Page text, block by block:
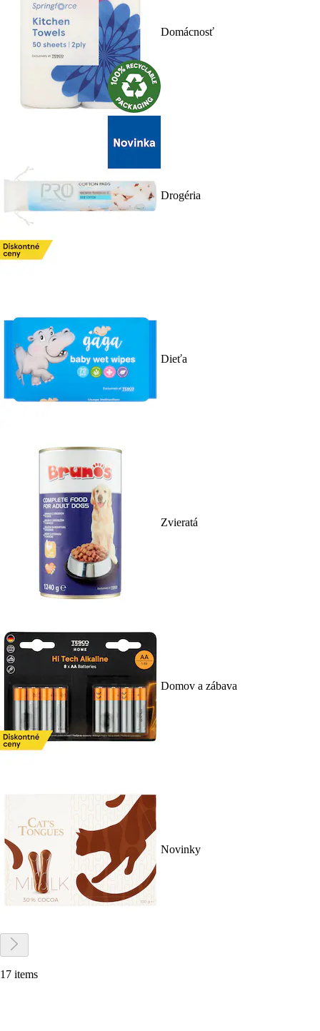
Domácnosť
Drogéria
Dieťa
Zvieratá
Domov a zábava
Novinky
17 items